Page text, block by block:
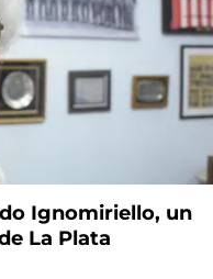
Ignomiriello, un
La Plata